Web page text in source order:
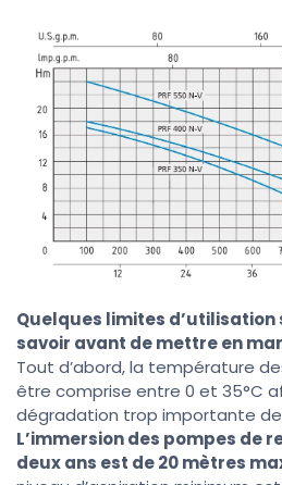
Quelques limites
savoir avant de mettre en
Tout d’abord, la température
être comprise entre 0 et 35°C
dégradation trop importante
L’immersion des pompes de
deux ans est de 20 mètres